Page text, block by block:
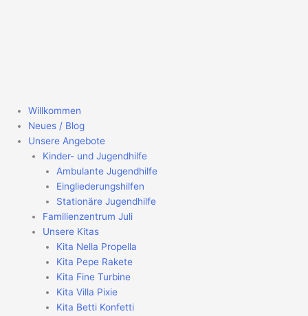
Willkommen
Neues / Blog
Unsere Angebote
Kinder- und Jugendhilfe
Ambulante Jugendhilfe
Eingliederungshilfen
Stationäre Jugendhilfe
Familienzentrum Juli
Unsere Kitas
Kita Nella Propella
Kita Pepe Rakete
Kita Fine Turbine
Kita Villa Pixie
Kita Betti Konfetti